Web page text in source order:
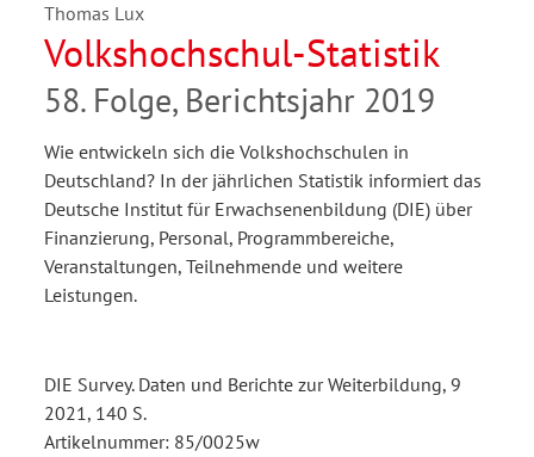
Thomas Lux
Volkshochschul-Statistik
58. Folge, Berichtsjahr 2019
Wie entwickeln sich die Volkshochschulen in
Deutschland? In der jährlichen Statistik informiert das
Deutsche Institut für Erwachsenenbildung (DIE) über
Finanzierung, Personal, Programmbereiche,
Veranstaltungen, Teilnehmende und weitere
Leistungen.
DIE Survey. Daten und Berichte zur Weiterbildung, 9
2021, 140 S.
Artikelnummer: 85/0025w